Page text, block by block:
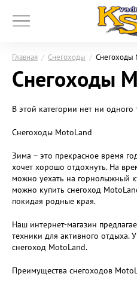
Главная / Снегоходы / Снегоходы
Снегоходы
В этой категории нет ни одного
Снегоходы MotoLand
Зима – это прекрасное время
хочет хорошо отдохнуть. На
можно уехать на горнолыжный
можно купить снегоход
покидая родные края.
Наш интернет-магазин
техники для активного отдыха.
снегоход MotoLand.
Преимущества снегоходов